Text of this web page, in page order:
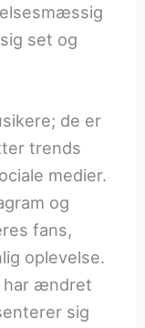
set og
de er
trends
medier.
og
fans,
oplevelse.
har ændret
sig